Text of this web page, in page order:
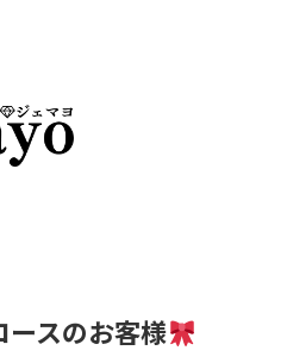
ースのお客様